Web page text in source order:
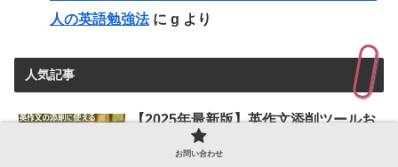
人の英語勉強法に g より
人気記事
【2025年最新版】英作文添削ツールお
すすめ4選を徹底比較！無料で使える
AIサービスはどれ？
お問い合わせ